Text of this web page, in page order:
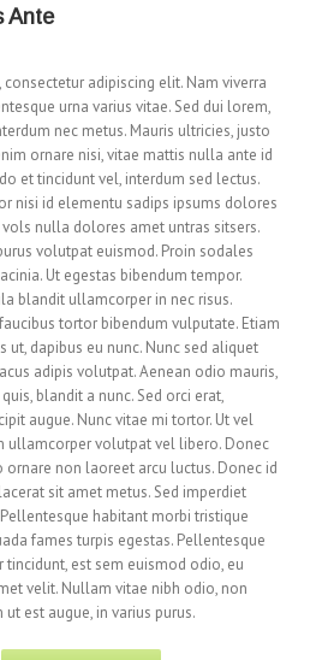
Ante
adipiscing elit. Nam viverra
urna varius vitae. Sed dui lorem,
nec metus. Mauris ultricies, justo
ornare nisi, vitae mattis nulla ante id
et tincidunt vel, interdum sed lectus.
nisi id elementu sadips ipsums dolores
nulla dolores amet untras sitsers.
volutpat euismod. Proin sodales
Ut egestas bibendum tempor.
blandit ullamcorper in nec risus.
tortor bibendum vulputate. Etiam
ut, dapibus eu nunc. Nunc sed aliquet
adipis volutpat. Aenean odio mauris,
blandit a nunc. Sed orci erat,
augue. Nunc vitae mi tortor. Ut vel
ullamcorper volutpat vel libero. Donec
non laoreet arcu luctus. Donec id
sit amet metus. Sed imperdiet
habitant morbi tristique
fames turpis egestas. Pellentesque
tincidunt, est sem euismod odio, eu
velit. Nullam vitae nibh odio, non
est augue, in varius purus.